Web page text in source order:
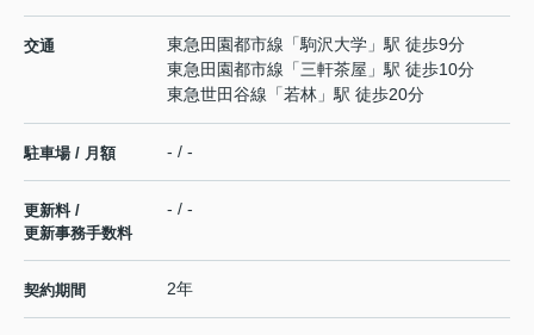
交通 東急田園都市線 「駒沢大学 」駅 徒歩9分
東急田園都市線 「三軒茶屋 」駅 徒歩10分
東急世田谷線 「若林 」駅 徒歩20分
駐車場 / 月額 - / -
更新料 /
更新事務手数料
- / -
契約期間 2年